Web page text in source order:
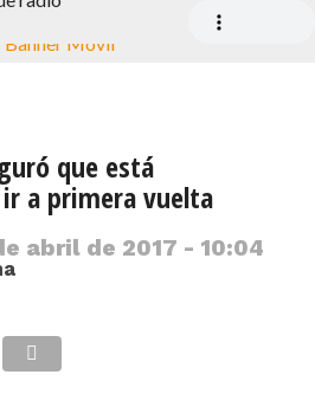
que está
a primera vuelta
abril de 2017 - 10:04